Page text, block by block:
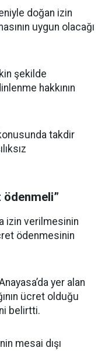
doğan izin
uygun olacağı
şekilde
hakkının
takdir
izin verilmesinin
ödenmesinin
yer alan
ücret olduğu
belirtti.
mesai dışı